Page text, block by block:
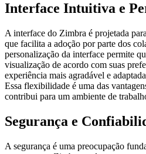
Interface Intuitiva e
A interface do Zimbra é projetada
que facilita a adoção por parte dos
personalização da interface permite
visualização de acordo com suas
experiência mais agradável e
Essa flexibilidade é uma das
contribui para um ambiente de
Segurança e
A segurança é uma preocupação